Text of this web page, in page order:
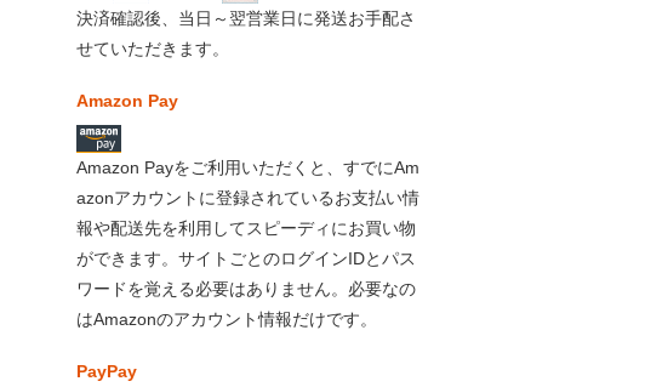
決済確認後、当日～翌営業日に発送お手配さ
せていただきます。
Amazon Pay
Amazon Payをご利用いただくと、すでにAm
azonアカウントに登録されているお支払い情
報や配送先を利用してスピーディにお買い物
ができます。サイトごとのログインIDとパス
ワードを覚える必要はありません。必要なの
はAmazonのアカウント情報だけです。
PayPay